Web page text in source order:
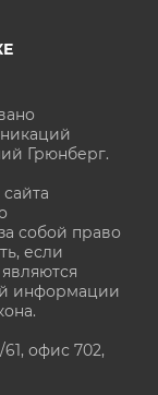
Грюнберг.
собой право
если
информации
офис 702,